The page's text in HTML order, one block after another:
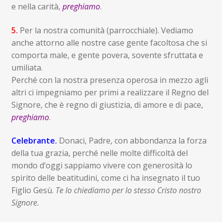
e nella carità, preghiamo.
5. Per la nostra comunità (parrocchiale). Vediamo
anche attorno alle nostre case gente facoltosa che si
comporta male, e gente povera, sovente sfruttata e
umiliata.
Perché con la nostra presenza operosa in mezzo agli
altri ci impegniamo per primi a realizzare il Regno del
Signore, che è regno di giustizia, di amore e di pace,
preghiamo.
Celebrante. Donaci, Padre, con abbondanza la forza
della tua grazia, perché nelle molte difficoltà del
mondo d’oggi sappiamo vivere con generosità lo
spirito delle beatitudini, come ci ha insegnato il tuo
Figlio Gesù. Te lochiediamo per lo stesso Cristo nostro
Signore.